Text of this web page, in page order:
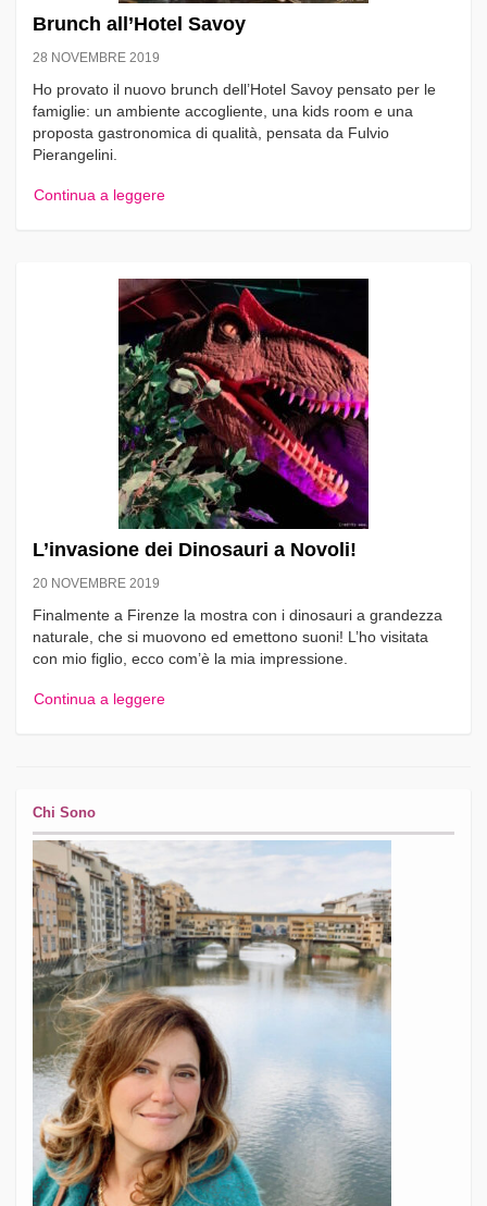
Brunch all’Hotel Savoy
28 NOVEMBRE 2019
Ho provato il nuovo brunch dell’Hotel Savoy pensato per le
famiglie: un ambiente accogliente, una kids room e una
proposta gastronomica di qualità, pensata da Fulvio
Pierangelini.
Continua a leggere
L’invasione dei Dinosauri a Novoli!
20 NOVEMBRE 2019
Finalmente a Firenze la mostra con i dinosauri a grandezza
naturale, che si muovono ed emettono suoni! L’ho visitata
con mio figlio, ecco com’è la mia impressione.
Continua a leggere
Chi Sono